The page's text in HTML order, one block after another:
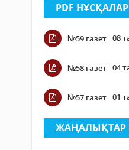
PDF
№59 газет 08
№58 газет 04
№57 газет 01
ЖАҢАЛЫҚТАР